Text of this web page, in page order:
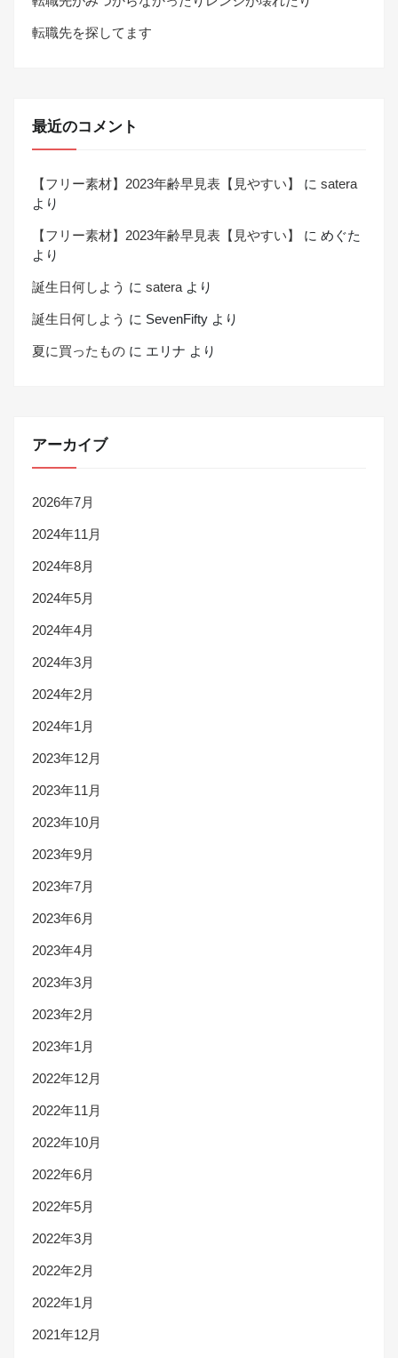
転職先を探してます
最近のコメント
【フリー素材】2023年齢早見表【見やすい】 に satera
より
【フリー素材】2023年齢早見表【見やすい】 に めぐた
より
誕生日何しよう に sateraより
誕生日何しよう に SevenFifty より
夏に買ったもの に エリナ より
アーカイブ
2026年7月
2024年11月
2024年8月
2024年5月
2024年4月
2024年3月
2024年2月
2024年1月
2023年12月
2023年11月
2023年10月
2023年9月
2023年7月
2023年6月
2023年4月
2023年3月
2023年2月
2023年1月
2022年12月
2022年11月
2022年10月
2022年6月
2022年5月
2022年3月
2022年2月
2022年1月
2021年12月